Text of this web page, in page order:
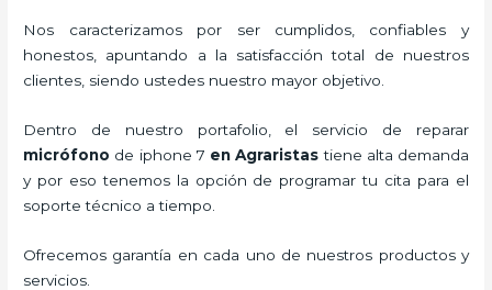
Nos caracterizamos por ser cumplidos, confiables y
honestos, apuntando a la satisfacción total de nuestros
clientes, siendo ustedes nuestro mayor objetivo.
Dentro de nuestro portafolio, el servicio de reparar
micrófono de iphone 7 en Agraristas tiene alta demanda
y por eso tenemos la opción de programar tu cita para el
soporte técnico a tiempo.
Ofrecemos garantía en cada uno de nuestros productos y
servicios.